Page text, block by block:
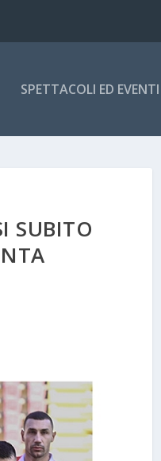
SPETTACOLI ED EVENTI
SUBITO